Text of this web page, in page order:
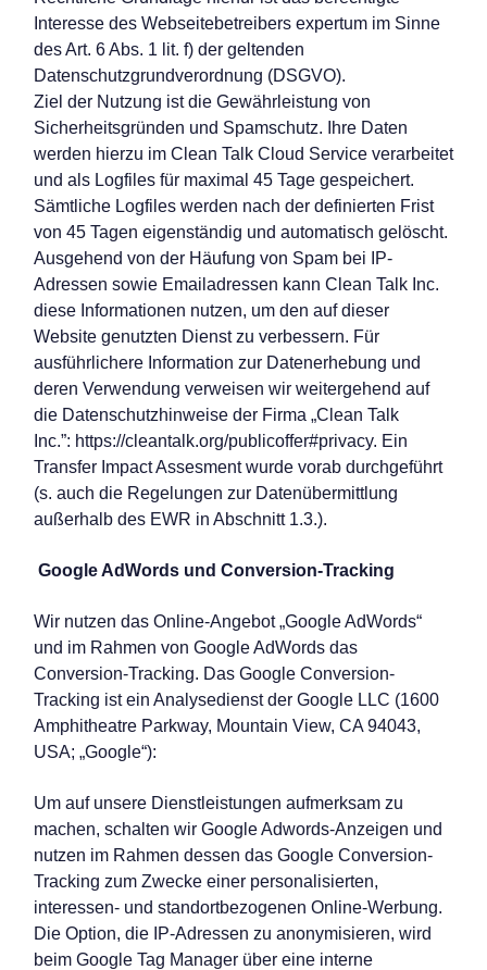
Interesse des Webseitebetreibers expertum im Sinne
des Art. 6 Abs. 1 lit. f) der geltenden
Datenschutzgrundverordnung (DSGVO).
Ziel der Nutzung ist die Gewährleistung von
Sicherheitsgründen und Spamschutz. Ihre Daten
werden hierzu im Clean Talk Cloud Service verarbeitet
und als Logfiles für maximal 45 Tage gespeichert.
Sämtliche Logfiles werden nach der definierten Frist
von 45 Tagen eigenständig und automatisch gelöscht.
Ausgehend von der Häufung von Spam bei IP-
Adressen sowie Emailadressen kann Clean Talk Inc.
diese Informationen nutzen, um den auf dieser
Website genutzten Dienst zu verbessern. Für
ausführlichere Information zur Datenerhebung und
deren Verwendung verweisen wir weitergehend auf
die Datenschutzhinweise der Firma „Clean Talk
Inc.”: https://cleantalk.org/publicoffer#privacy. Ein
Transfer Impact Assesment wurde vorab durchgeführt
(s. auch die Regelungen zur Datenübermittlung
außerhalb des EWR in Abschnitt 1.3.).
Google AdWords und Conversion-Tracking
Wir nutzen das Online-Angebot „Google AdWords“
und im Rahmen von Google AdWords das
Conversion-Tracking. Das Google Conversion-
Tracking ist ein Analysedienst der Google LLC (1600
Amphitheatre Parkway, Mountain View, CA 94043,
USA; „Google“):
Um auf unsere Dienstleistungen aufmerksam zu
machen, schalten wir Google Adwords-Anzeigen und
nutzen im Rahmen dessen das Google Conversion-
Tracking zum Zwecke einer personalisierten,
interessen- und standortbezogenen Online-Werbung.
Die Option, die IP-Adressen zu anonymisieren, wird
beim Google Tag Manager über eine interne